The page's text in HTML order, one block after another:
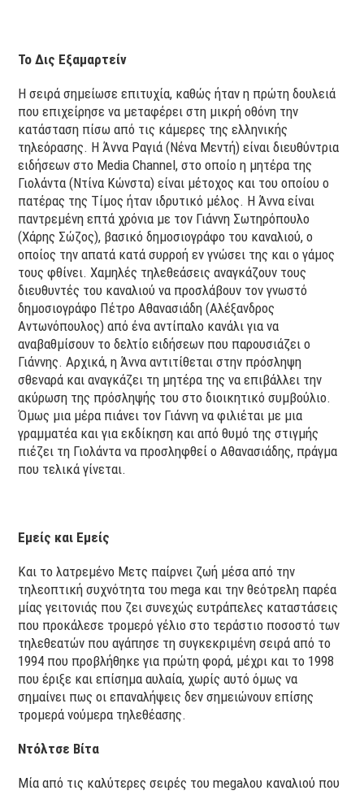
Το Δις Εξαμαρτείν
Η σειρά σημείωσε επιτυχία, καθώς ήταν η πρώτη δουλειά
που επιχείρησε να μεταφέρει στη μικρή οθόνη την
κατάσταση πίσω από τις κάμερες της ελληνικής
τηλεόρασης. Η Άννα Ραγιά (Νένα Μεντή) είναι διευθύντρια
ειδήσεων στο Media Channel, στο οποίο η μητέρα της
Γιολάντα (Ντίνα Κώνστα) είναι μέτοχος και του οποίου ο
πατέρας της Τίμος ήταν ιδρυτικό μέλος. Η Άννα είναι
παντρεμένη επτά χρόνια με τον Γιάννη Σωτηρόπουλο
(Χάρης Σώζος), βασικό δημοσιογράφο του καναλιού, ο
οποίος την απατά κατά συρροή εν γνώσει της και ο γάμος
τους φθίνει. Χαμηλές τηλεθεάσεις αναγκάζουν τους
διευθυντές του καναλιού να προσλάβουν τον γνωστό
δημοσιογράφο Πέτρο Αθανασιάδη (Αλέξανδρος
Αντωνόπουλος) από ένα αντίπαλο κανάλι για να
αναβαθμίσουν το δελτίο ειδήσεων που παρουσιάζει ο
Γιάννης. Αρχικά, η Άννα αντιτίθεται στην πρόσληψη
σθεναρά και αναγκάζει τη μητέρα της να επιβάλλει την
ακύρωση της πρόσληψής του στο διοικητικό συμβούλιο.
Όμως μια μέρα πιάνει τον Γιάννη να φιλιέται με μια
γραμματέα και για εκδίκηση και από θυμό της στιγμής
πιέζει τη Γιολάντα να προσληφθεί ο Αθανασιάδης, πράγμα
που τελικά γίνεται.
Εμείς και Εμείς
Και το λατρεμένο Μετς παίρνει ζωή μέσα από την
τηλεοπτική συχνότητα του mega και την θεότρελη παρέα
μίας γειτονιάς που ζει συνεχώς ευτράπελες καταστάσεις
που προκάλεσε τρομερό γέλιο στο τεράστιο ποσοστό των
τηλεθεατών που αγάπησε τη συγκεκριμένη σειρά από το
1994 που προβλήθηκε για πρώτη φορά, μέχρι και το 1998
που έριξε και επίσημα αυλαία, χωρίς αυτό όμως να
σημαίνει πως οι επαναλήψεις δεν σημειώνουν επίσης
τρομερά νούμερα τηλεθέασης.
Ντόλτσε Βίτα
Μία από τις καλύτερες σειρές του megaλου καναλιού που